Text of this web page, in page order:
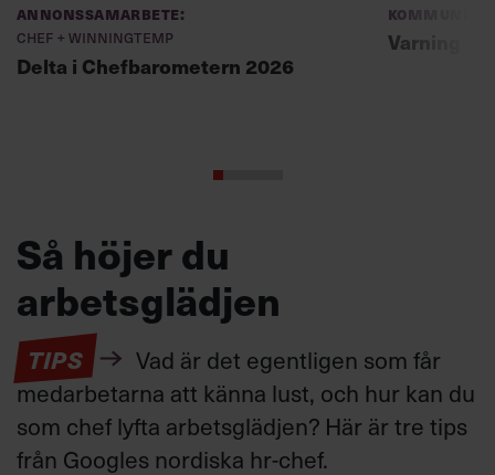
Annonssamarbete:
Chef + Winningtemp
Delta i Chefbarometern 2026
Varning
Så höjer du
arbetsglädjen
TIPS
Vad är det egentligen som får
medarbetarna att känna lust, och hur kan du
som chef lyfta arbetsglädjen? Här är tre tips
från Googles nordiska hr-chef.